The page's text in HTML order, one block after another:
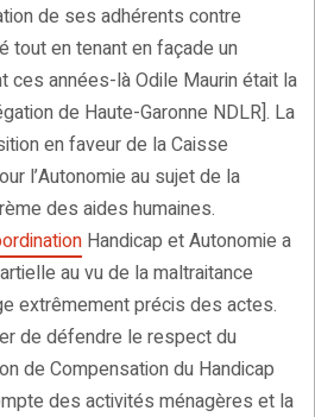
de ses adhérents contre
tout en tenant en façade un
ces années-là Odile Maurin était la
de Haute-Garonne NDLR]. La
en faveur de la Caisse
l’Autonomie au sujet de la
des aides humaines.
Handicap et Autonomie a
au vu de la maltraitance
extrêmement précis des actes.
de défendre le respect du
de Compensation du Handicap
des activités ménagères et la